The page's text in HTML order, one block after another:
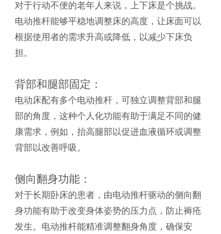
对于行动不便的老年人来说，上下床是个挑战。
电动推杆能够平稳地调整床的高度，让床面可以
根据使用者的需求升高或降低，以减少下床负
担。
背部和腿部固定：
电动床配有多个电动推杆，可独立调整背部和腿
部的角度，这种个人化功能有助于满足不同的健
康需求，例如，抬高腿部以促进血液循环或调整
背部以改善呼吸。
侧向翻身功能：
对于长期卧床的患者，由电动推杆驱动的侧向翻
身功能有助于改变身体姿势的压力点，防止褥疮
发生。电动推杆能精准调整翻身角度，确保安